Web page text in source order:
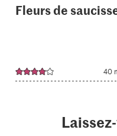
Fleurs de
40